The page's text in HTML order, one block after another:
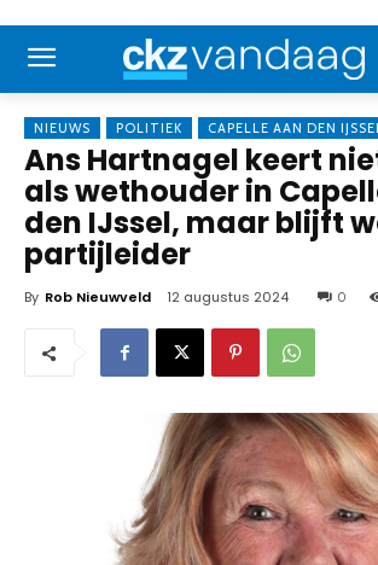
NIEUWS POLITIEK CAPELLE AAN DEN
Ans Hartnagel keert
als wethouder in
den IJssel, maar blijft
partijleider
By Rob Nieuwveld 12 augustus 2024 0